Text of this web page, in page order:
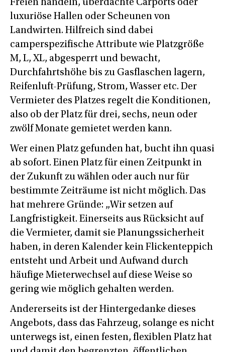
Freien handeln, überdachte Carports oder
luxuriöse Hallen oder Scheunen von
Landwirten. Hilfreich sind dabei
camperspezifische Attribute wie Platzgröße
M, L, XL, abgesperrt und bewacht,
Durchfahrtshöhe bis zu Gasflaschen lagern,
Reifenluft-Prüfung, Strom, Wasser etc. Der
Vermieter des Platzes regelt die Konditionen,
also ob der Platz für drei, sechs, neun oder
zwölf Monate gemietet werden kann.
Wer einen Platz gefunden hat, bucht ihn quasi
ab sofort. Einen Platz für einen Zeitpunkt in
der Zukunft zu wählen oder auch nur für
bestimmte Zeiträume ist nicht möglich. Das
hat mehrere Gründe: „Wir setzen auf
Langfristigkeit. Einerseits aus Rücksicht auf
die Vermieter, damit sie Planungssicherheit
haben, in deren Kalender kein Flickenteppich
entsteht und Arbeit und Aufwand durch
häufige Mieterwechsel auf diese Weise so
gering wie möglich gehalten werden.
Andererseits ist der Hintergedanke dieses
Angebots, dass das Fahrzeug, solange es nicht
unterwegs ist, einen festen, flexiblen Platz hat